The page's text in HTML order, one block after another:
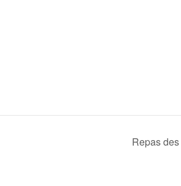
Repas